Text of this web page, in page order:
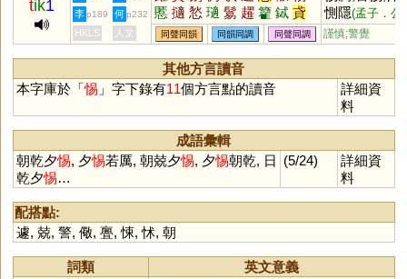
tik1
慝 擿 悐 瓋 鬄 趯 籊 鋱 貣
惻隱(孟子．公
丑上)
李 p189 何 p232
HKLS 人文 同聲同韻 同韻同調 同聲同調 謹慎;警覺
其他方言讀音
本字庫於「惕 」字下錄有11個方言點的讀音
詳細資
料
成語彙輯
朝乾夕惕, 夕惕若厲, 朝兢夕惕, 夕惕朝乾, 日
乾夕惕…
(5/24)
詳細資
料
配搭點:
遽, 兢, 警, 儆, 亹,悚,怵, 朝
詞類
英文意義